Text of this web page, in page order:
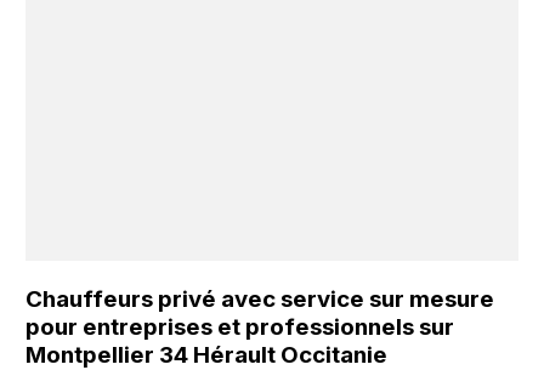
Chauffeurs privé avec service sur mesure
pour entreprises et professionnels sur
Montpellier 34 Hérault Occitanie